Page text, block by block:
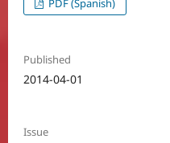
PDF (Spanish)
Published
2014-04-01
Issue